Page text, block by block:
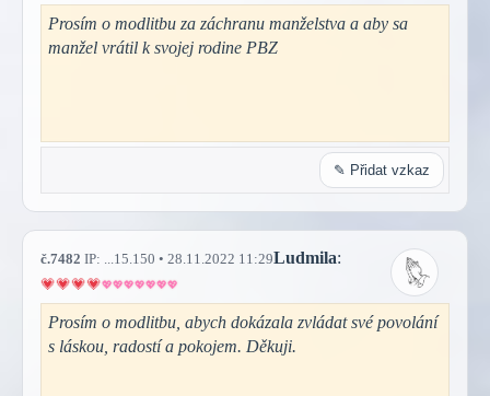
Prosím o modlitbu za záchranu manželstva a aby sa
manžel vrátil k svojej rodine PBZ
✎ Přidat vzkaz
č.7482 IP: ...15.150 • 28.11.2022 11:29Ludmila:
Prosím o modlitbu, abych dokázala zvládat své povolání
s láskou, radostí a pokojem. Děkuji.